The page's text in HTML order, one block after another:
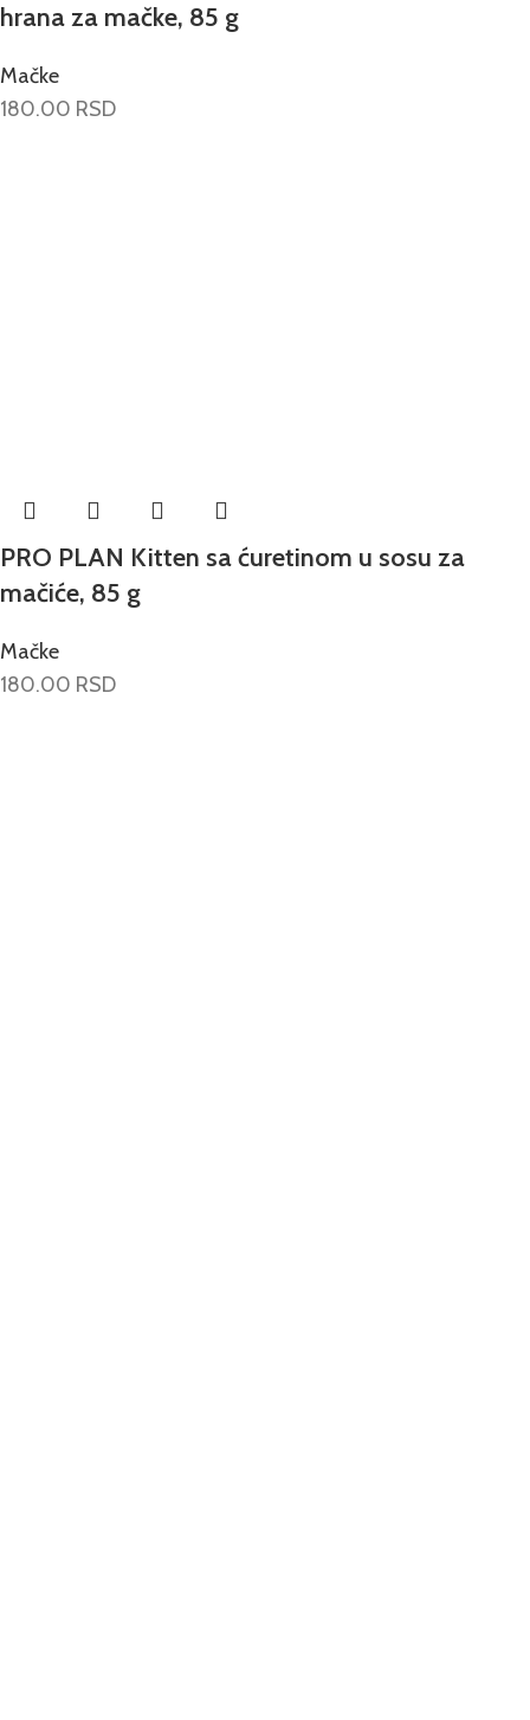
hrana za mačke, 85 g
Mačke
180.00 RSD
PRO PLAN Kitten sa ćuretinom u sosu za
mačiće, 85 g
Mačke
180.00 RSD